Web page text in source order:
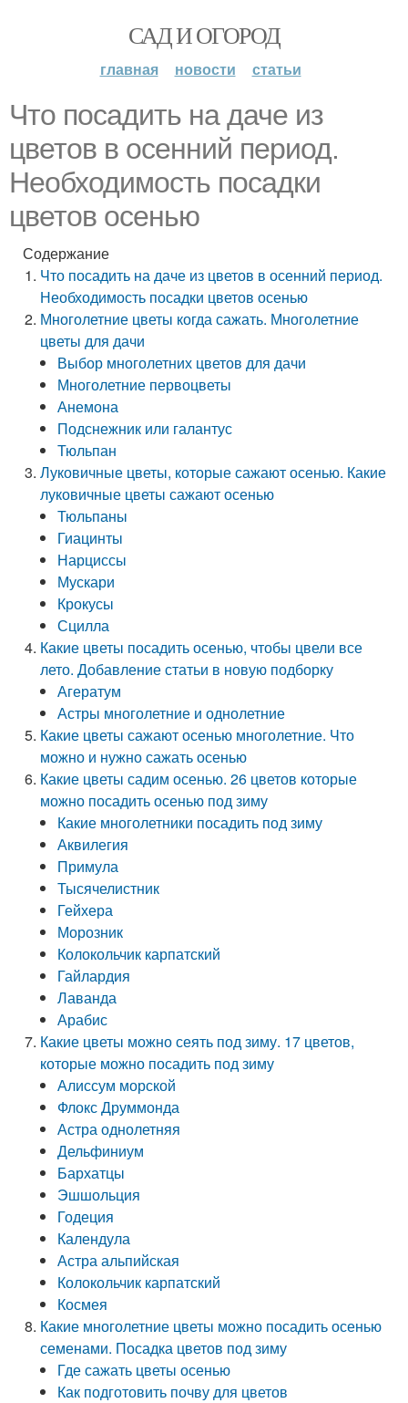
САД И ОГОРОД
главная новости статьи
Что посадить на даче из
цветов в осенний период.
Необходимость посадки
цветов осенью
Содержание
Что посадить на даче из цветов в осенний период.
Необходимость посадки цветов осенью
Многолетние цветы когда сажать. Многолетние
цветы для дачи
Выбор многолетних цветов для дачи
Многолетние первоцветы
Анемона
Подснежник или галантус
Тюльпан
Луковичные цветы, которые сажают осенью. Какие
луковичные цветы сажают осенью
Тюльпаны
Гиацинты
Нарциссы
Мускари
Крокусы
Сцилла
Какие цветы посадить осенью, чтобы цвели все
лето. Добавление статьи в новую подборку
Агератум
Астры многолетние и однолетние
Какие цветы сажают осенью многолетние. Что
можно и нужно сажать осенью
Какие цветы садим осенью. 26 цветов которые
можно посадить осенью под зиму
Какие многолетники посадить под зиму
Аквилегия
Примула
Тысячелистник
Гейхера
Морозник
Колокольчик карпатский
Гайлардия
Лаванда
Арабис
Какие цветы можно сеять под зиму. 17 цветов,
которые можно посадить под зиму
Алиссум морской
Флокс Друммонда
Астра однолетняя
Дельфиниум
Бархатцы
Эшшольция
Годеция
Календула
Астра альпийская
Колокольчик карпатский
Космея
Какие многолетние цветы можно посадить осенью
семенами. Посадка цветов под зиму
Где сажать цветы осенью
Как подготовить почву для цветов